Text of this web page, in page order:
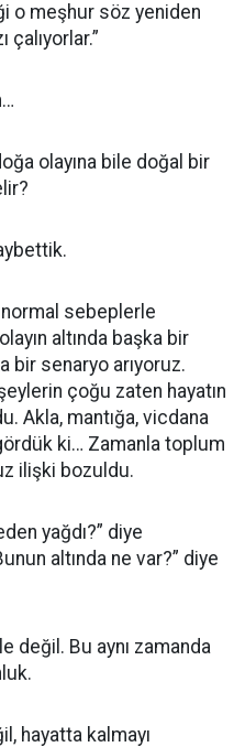
o meşhur söz yeniden
çalıyorlar.”
olayına bile doğal bir
sebeplerle
altında başka bir
bir senaryo arıyoruz.
şeylerin çoğu zaten hayatın
Akla, mantığa, vicdana
ki… Zamanla toplum
ilişki bozuldu.
yağdı?” diye
altında ne var?” diye
değil. Bu aynı zamanda
hayatta kalmayı